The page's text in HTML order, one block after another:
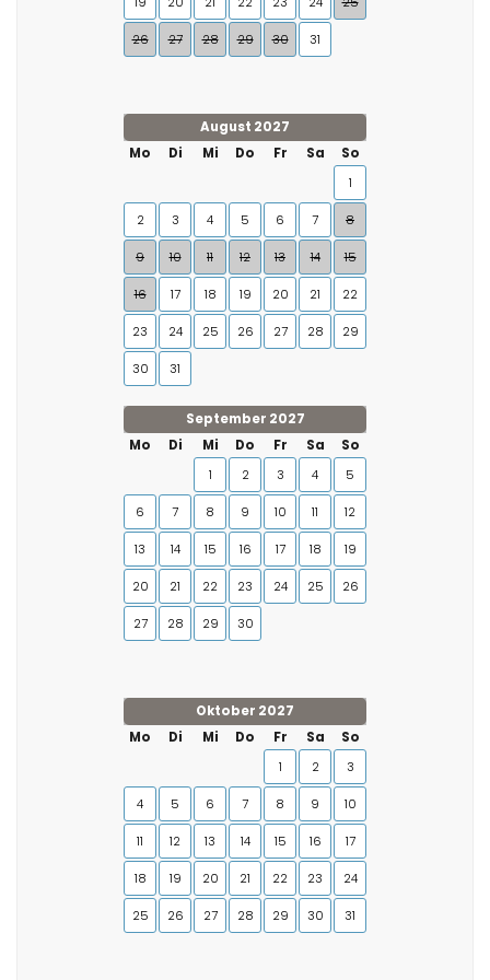
26 27 28 29 30 31
August 2027
Mo
Di Mi Do Fr Sa
So
1
2 3 4 5 6 7 8
9 10 11 12 13 14 15
16 17 18 19 20 21 22
23 24 25 26 27 28 29
30 31
September 2027
Mo
Di Mi Do Fr Sa
So
1
2 3 4 5
6 7 8 9 10 11 12
13 14 15 16 17 18 19
20 21 22 23 24 25 26
27 28 29 30
Oktober 2027
Mo
Di Mi Do Fr Sa
So
1
2 3
4 5 6 7 8 9 10
11 12 13 14 15 16 17
18 19 20 21 22 23 24
25 26 27 28 29 30 31